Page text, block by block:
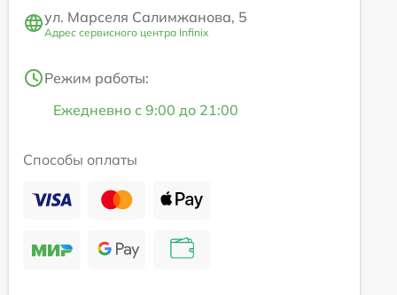
ул. Марселя Салимжанова, 5
Адрес сервисного центра Infinix
Режим работы:
Ежедневно с 9:00 до 21:00
Способы оплаты